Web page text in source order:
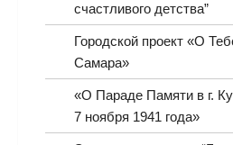
счастливого детства”
Городской проект «О
Самара»
«О Параде Памяти в г.
7 ноября 1941 года»